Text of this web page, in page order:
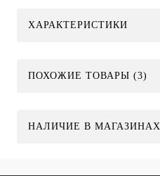
ХАРАКТЕРИСТИКИ
ПОХОЖИЕ ТОВАРЫ (3)
НАЛИЧИЕ В МАГАЗИНАХ